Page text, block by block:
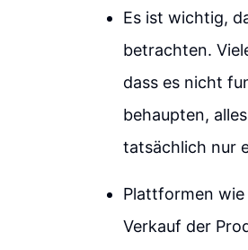
Es ist wichtig,
betrachten.
dass es nicht
behaupten,
tatsächlich nur
Plattformen
Verkauf der